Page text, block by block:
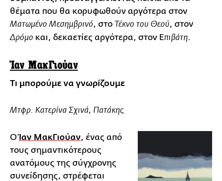
θέματα που θα κορυφωθούν αργότερα στον
Ματωμένο Μεσημβρινό, στο Τέκνο του Θεού, στον
Δρόμο και, δεκαετίες αργότερα, στον Επιβάτη.
Ίαν ΜακΓιούαν
Τι μπορούμε να γνωρίζουμε
Mτφρ. Κατερίνα Σχινά, Πατάκης
ΟΊαν ΜακΓιούαν, ένας από
τους σημαντικότερους
ανατόμους της σύγχρονης
συνείδησης, στρέφεται